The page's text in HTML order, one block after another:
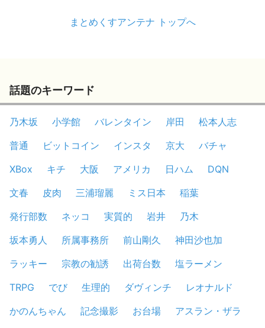
まとめくすアンテナ トップへ
話題のキーワード
乃木坂 小学館 バレンタイン 岸田
松本人志
普通
ビットコイン インスタ 京大
バチャ
XBox
キチ 大阪 アメリカ 日ハム
DQN
文春
皮肉 三浦瑠麗 ミス日本
稲葉
発行部数
ネッコ 実質的 岩井
乃木
坂本勇人
所属事務所 前山剛久
神田沙也加
ラッキー
宗教の勧誘 出荷台数
塩ラーメン
TRPG
でび 生理的 ダヴィンチ
レオナルド
かのんちゃん
記念撮影 お台場
アスラン・ザラ